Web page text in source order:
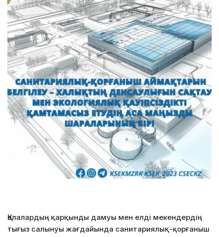
Қалалардың қарқынды дамуы мен елді мекендердің
тығыз салынуы жағдайында санитариялық-қорғаныш